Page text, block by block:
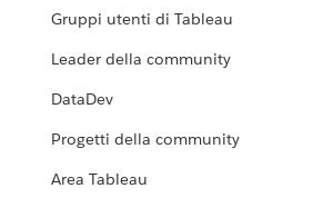
Gruppi utenti di Tableau
Leader della community
DataDev
Progetti della community
Area Tableau